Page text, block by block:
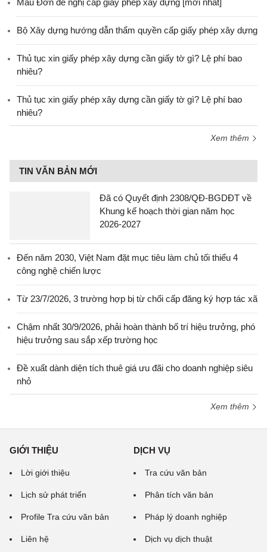
Mẫu Đơn đề nghị cấp giấy phép xây dựng [mới nhất]
Bộ Xây dựng hướng dẫn thẩm quyền cấp giấy phép xây dựng
Thủ tục xin giấy phép xây dựng cần giấy tờ gì? Lệ phí bao
nhiêu?
Thủ tục xin giấy phép xây dựng cần giấy tờ gì? Lệ phí bao
nhiêu?
Xem thêm
TIN VĂN BẢN MỚI
Đã có Quyết định 2308/QĐ-BGDĐT về
Khung kế hoạch thời gian năm học
2026-2027
Đến năm 2030, Việt Nam đặt mục tiêu làm chủ tối thiểu 4
công nghệ chiến lược
Từ 23/7/2026, 3 trường hợp bị từ chối cấp đăng ký hợp tác xã
Chậm nhất 30/9/2026, phải hoàn thành bố trí hiệu trưởng, phó
hiệu trưởng sau sắp xếp trường học
Đề xuất dành diện tích thuê giá ưu đãi cho doanh nghiệp siêu
nhỏ
Xem thêm
GIỚI THIỆU
Lời giới thiệu
Lịch sử phát triển
Profile Tra cứu văn bản
Liên hệ
DỊCH VỤ
Tra cứu văn bản
Phân tích văn bản
Pháp lý doanh nghiệp
Dịch vụ dịch thuật